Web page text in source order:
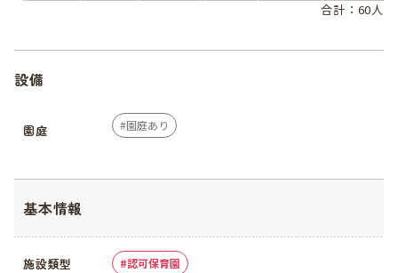
合計：60人
設備
園庭 園庭あり
基本情報
施設類型 認可保育園